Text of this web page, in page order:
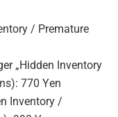
/ Premature
„Hidden Inventory
770 Yen
Inventory /